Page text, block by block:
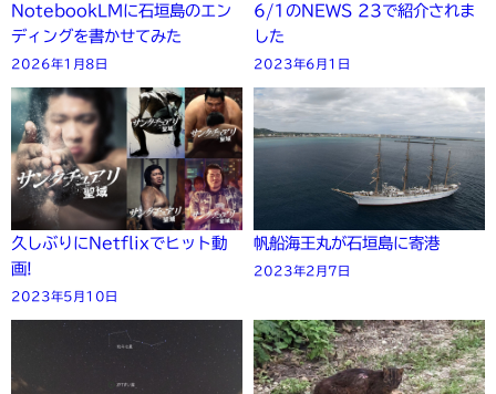
NotebookLMに石垣島のエン
ディングを書かせてみた
2026年1月8日
6/1のNEWS 23で紹介されま
した
2023年6月1日
久しぶりにNetflixでヒット動
画!
2023年5月10日
帆船海王丸が石垣島に寄港
2023年2月7日